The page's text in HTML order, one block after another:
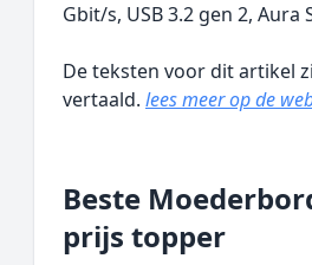
Gbit/s, USB 3.2 gen 2, Aura
De teksten voor dit artikel
vertaald. lees meer op de
Beste
prijs topper